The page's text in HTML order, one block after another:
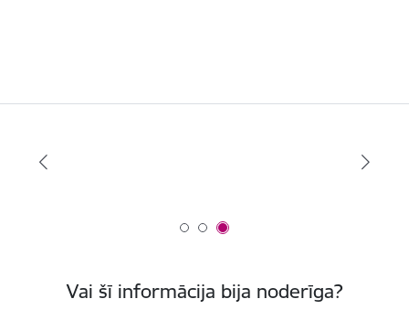
Vai šī informācija bija noderīga?